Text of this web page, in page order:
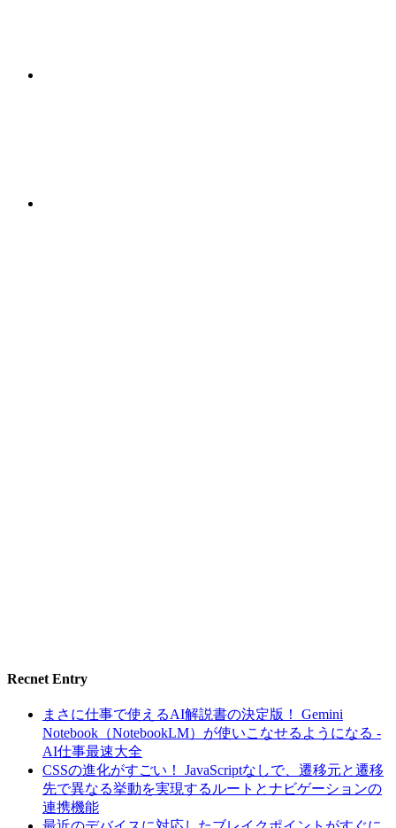
Recnet Entry
まさに仕事で使えるAI解説書の決定版！ Gemini
Notebook（NotebookLM）が使いこなせるようになる -
AI仕事最速大全
CSSの進化がすごい！ JavaScriptなしで、遷移元と遷移
先で異なる挙動を実現するルートとナビゲーションの
連携機能